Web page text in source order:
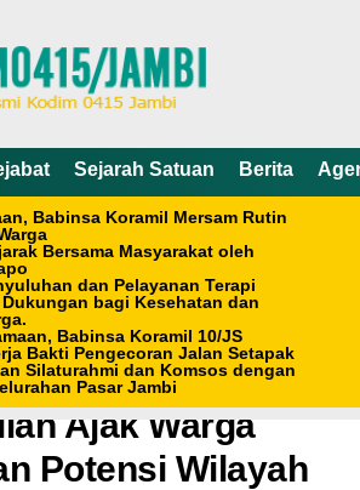
Sejarah Satuan Berita
Babinsa Koramil Mersam Rutin
Bersama Masyarakat oleh
dan Pelayanan Terapi
bagi Kesehatan dan
Babinsa Koramil 10/JS
Bakti Pengecoran Jalan Setapak
Silaturahmi dan Komsos dengan
Pasar Jambi
WIB
Babinsa
Ajak Warga
Potensi Wilayah